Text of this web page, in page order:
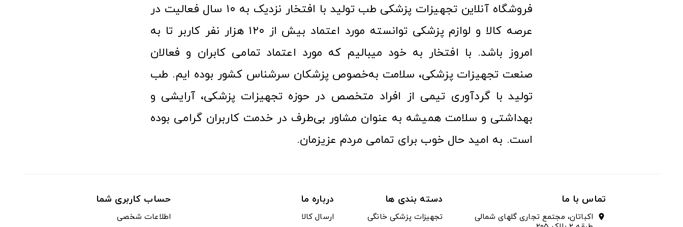
فروشگاه آنلاین تجهیزات پزشکی طب تولید با افتخار نزدیک به ۱۰ سال فعالیت در
عرصه کالا و لوازم پزشکی توانسته مورد اعتماد بیش از ۱۲۰ هزار نفر کاربر تا به
امروز باشد. با افتخار به خود میبالیم که مورد اعتماد تمامی کابران و فعالان
صنعت تجهیزات پزشکی، سلامت به‌خصوص پزشکان سرشناس کشور بوده ایم. طب
تولید با گردآوری تیمی از افراد متخصص در حوزه تجهیزات پزشکی، آرایشی و
بهداشتی و سلامت همیشه به عنوان مشاور بی‌طرف در خدمت کاربران گرامی بوده
است. به امید حال خوب برای تمامی مردم عزیزمان.
تماس با ما
location_on
اکباتان، مجتمع تجاری گلهای شمالی
دسته بندی ها
تجهیزات پزشکی خانگی
درباره ما
ارسال کالا
حساب کاربری شما
اطلاعات شخصی